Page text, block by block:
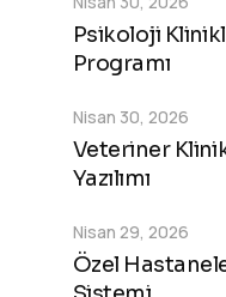
Psikoloji
Programı
Veteriner
Yazılımı
Nisan 30, 2026
Özel
Nisan 29, 2026